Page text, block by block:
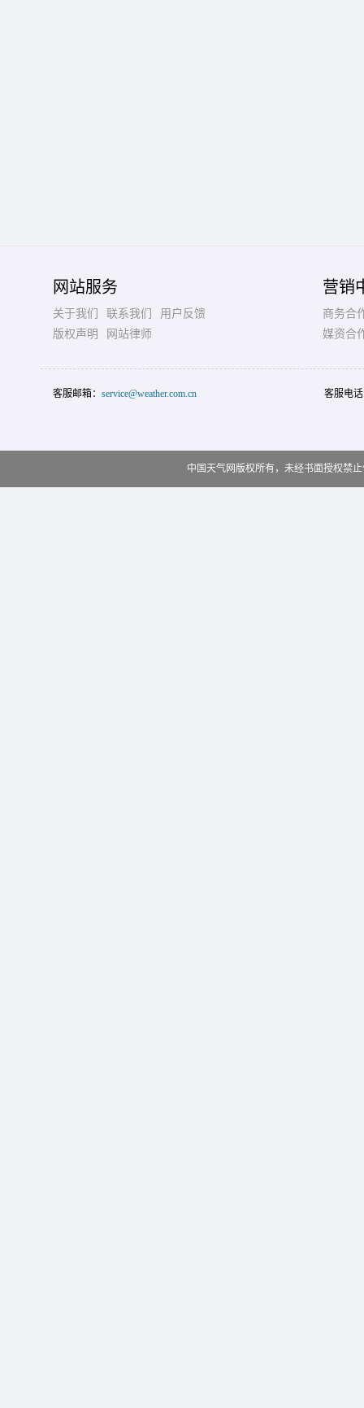
网站服务
关于我们 联系我们
用户反馈
版权声明
网站律师
营销
商务合
媒资合
客服邮箱： service@weather.com.cn 客服电
中国天气网版权所有，未经书面授权